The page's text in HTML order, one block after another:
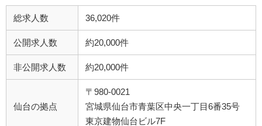
総求人数 36,020件
公開求人数 約20,000件
非公開求人数 約20,000件
仙台の拠点
〒980-0021
宮城県仙台市青葉区中央一丁目6番35号
東京建物仙台ビル7F